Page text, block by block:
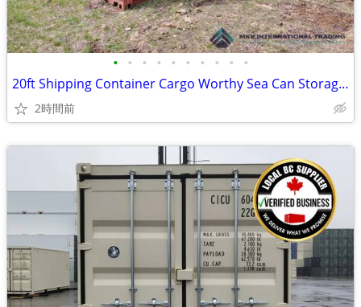
• • • • • • • • • •
20ft Shipping Container Cargo Worthy Sea Can Storage Container BC
2時間前